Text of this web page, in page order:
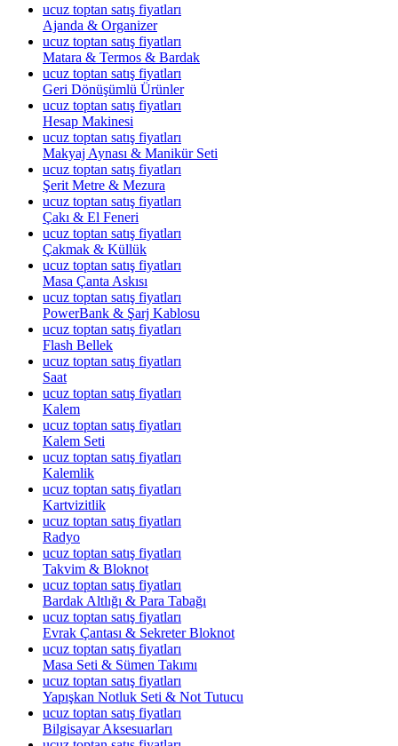
ucuz toptan satış fiyatları
Ajanda & Organizer
ucuz toptan satış fiyatları
Matara & Termos & Bardak
ucuz toptan satış fiyatları
Geri Dönüşümlü Ürünler
ucuz toptan satış fiyatları
Hesap Makinesi
ucuz toptan satış fiyatları
Makyaj Aynası & Manikür Seti
ucuz toptan satış fiyatları
Şerit Metre & Mezura
ucuz toptan satış fiyatları
Çakı & El Feneri
ucuz toptan satış fiyatları
Çakmak & Küllük
ucuz toptan satış fiyatları
Masa Çanta Askısı
ucuz toptan satış fiyatları
PowerBank & Şarj Kablosu
ucuz toptan satış fiyatları
Flash Bellek
ucuz toptan satış fiyatları
Saat
ucuz toptan satış fiyatları
Kalem
ucuz toptan satış fiyatları
Kalem Seti
ucuz toptan satış fiyatları
Kalemlik
ucuz toptan satış fiyatları
Kartvizitlik
ucuz toptan satış fiyatları
Radyo
ucuz toptan satış fiyatları
Takvim & Bloknot
ucuz toptan satış fiyatları
Bardak Altlığı & Para Tabağı
ucuz toptan satış fiyatları
Evrak Çantası & Sekreter Bloknot
ucuz toptan satış fiyatları
Masa Seti & Sümen Takımı
ucuz toptan satış fiyatları
Yapışkan Notluk Seti & Not Tutucu
ucuz toptan satış fiyatları
Bilgisayar Aksesuarları